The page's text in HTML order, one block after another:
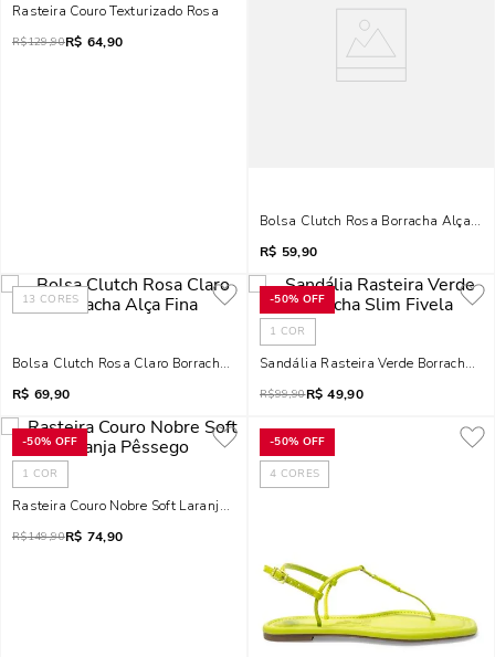
Rasteira Couro Texturizado Rosa
R$129,90R$ 64,90
Bolsa Clutch Rosa Borracha Alça
R$ 59,90
13 CORES
Bolsa Clutch Rosa Claro Borracha Alça Fina
R$ 69,90
-50% OFF
1 COR
Sandália Rasteira Verde Borracha
R$99,90R$ 49,90
-50% OFF
1 COR
Rasteira Couro Nobre Soft Laranja Pêssego
R$149,90R$ 74,90
-50% OFF
4 CORES